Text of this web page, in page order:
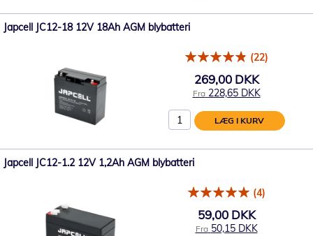
Japcell JC12-18 12V 18Ah AGM blybatteri
(22)
269,00 DKK
Fra 228,65 DKK
LÆG I KURV
Japcell JC12-1.2 12V 1,2Ah AGM blybatteri
(4)
59,00 DKK
Fra 50,15 DKK